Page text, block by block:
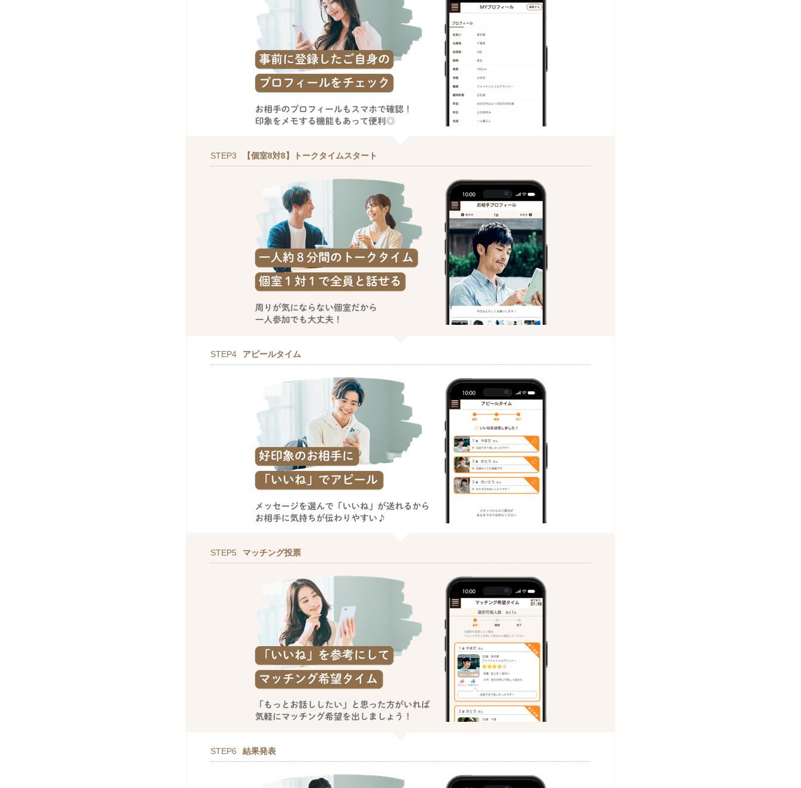
STEP3 【個室8対8】トークタイムスタート
STEP4 アピールタイム
STEP5 マッチング投票
STEP6 結果発表